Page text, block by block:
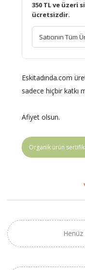
350 TL ve üzeri
ücretsizdir.
Satıcının Tüm
Eskitadında.com
sadece hiçbir katkı
Afiyet olsun.
Organik ürün
Henüz